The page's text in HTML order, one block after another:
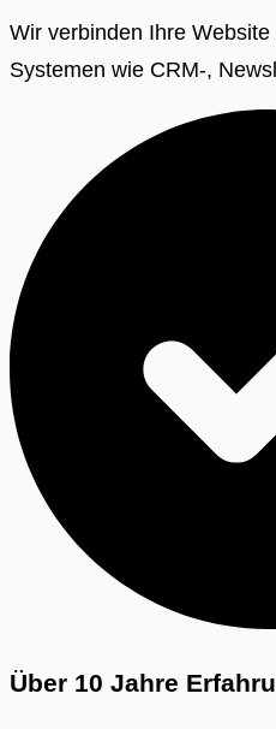
Wir verbinden Ihre
Systemen wie CRM-,
Über 10 Jahre